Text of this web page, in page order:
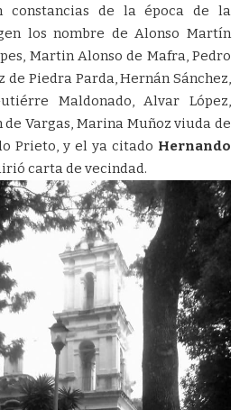
constancias de la época de la
los nombre de Alonso Martín
Martin Alonso de Mafra, Pedro
de Piedra Parda, Hernán Sánchez,
Maldonado, Alvar López,
de Vargas, Marina Muñoz viuda de
Prieto, y el ya citado Hernando
carta de vecindad.